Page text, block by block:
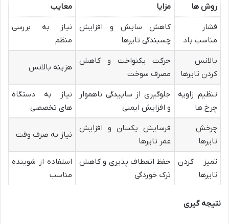
روش ها مزایا
معایب
فشار
مناسب باد
کاهش سایش و افزایش
چسبندگی تایرها
نیاز به بررسی
منظم
بالانس
کردن تایرها
حرکت یکنواخت و کاهش
مصرف سوخت
هزینه بالانس
تنظیم زاویه
چرخ ها
جلوگیری از ساییدگی ناهموار
و افزایش ایمنی
نیاز به دستگاه
های تخصصی
چرخش
تایرها
فرسایش یکسان و افزایش
عمر تایرها
نیاز به صرف وقت
تمیز کردن
تایرها
حفظ انعطاف پذیری و کاهش
ترک خوردگی
استفاده از شوینده
مناسب
نتیجه گیری